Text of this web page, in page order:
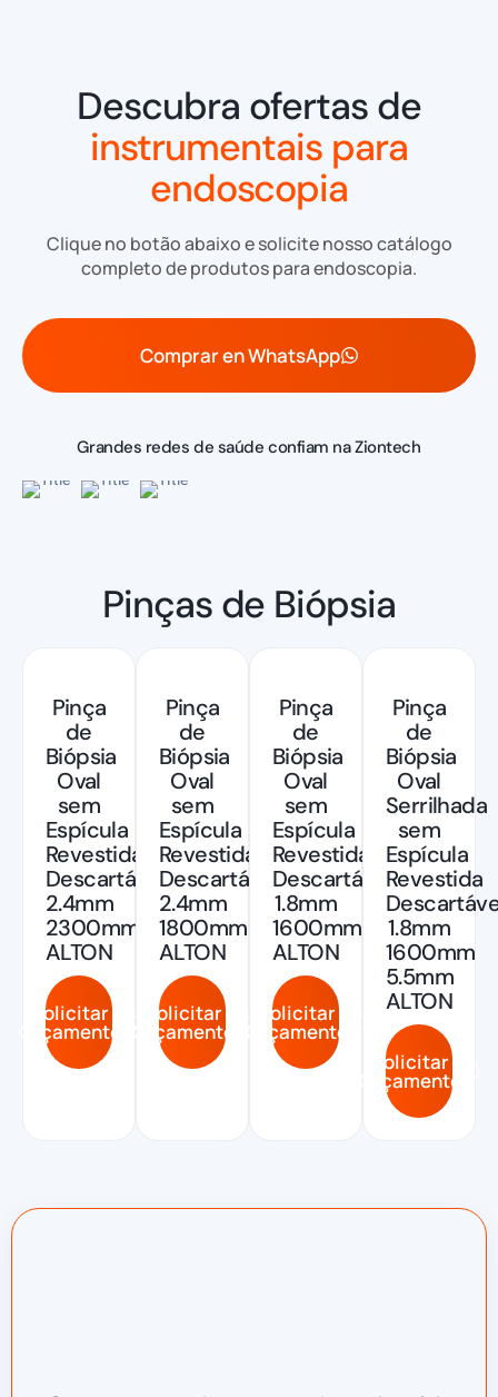
Descubra ofertas de
instrumentais para
endoscopia
Clique no botão abaixo e solicite nosso catálogo
completo de produtos para endoscopia.
Comprar en WhatsApp
Grandes redes de saúde confiam na Ziontech
Pinças de Biópsia
Pinça
de
Biópsia
Oval
sem
Espícula
Revestida
Descartável
2.4mm
2300mm
ALTON
Solicitar
Orçamento
Pinça
de
Biópsia
Oval
sem
Espícula
Revestida
Descartável
2.4mm
1800mm
ALTON
Solicitar
Orçamento
Pinça
de
Biópsia
Oval
sem
Espícula
Revestida
Descartável
1.8mm
1600mm
ALTON
Solicitar
Orçamento
Pinça
de
Biópsia
Oval
Serrilhada
sem
Espícula
Revestida
1.8mm
1600mm
5.5mm
ALTON
Solicitar
Orçamento